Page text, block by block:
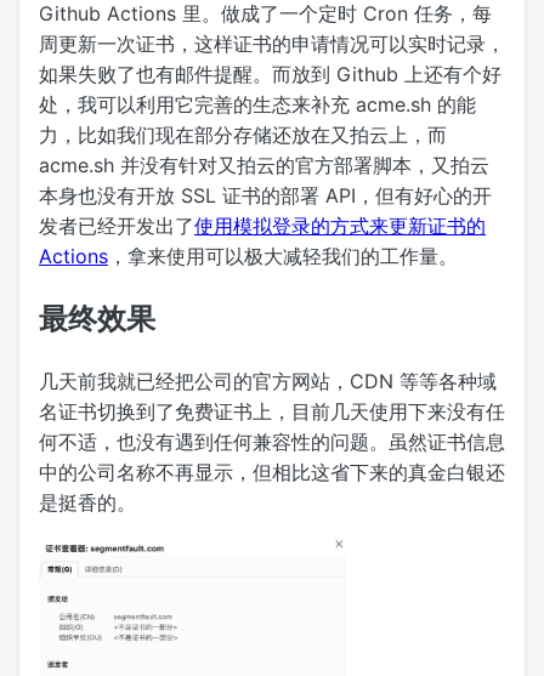
Github Actions 里。做成了一个定时 Cron 任务，每
周更新一次证书，这样证书的申请情况可以实时记录，
如果失败了也有邮件提醒。而放到 Github 上还有个好
处，我可以利用它完善的生态来补充 acme.sh 的能
力，比如我们现在部分存储还放在又拍云上，而
acme.sh 并没有针对又拍云的官方部署脚本，又拍云
本身也没有开放 SSL 证书的部署 API，但有好心的开
发者已经开发出了使用模拟登录的方式来更新证书的
Actions ，拿来使用可以极大减轻我们的工作量。
最终效果
几天前我就已经把公司的官方网站，CDN 等等各种域
名证书切换到了免费证书上，目前几天使用下来没有任
何不适，也没有遇到任何兼容性的问题。虽然证书信息
中的公司名称不再显示，但相比这省下来的真金白银还
是挺香的。